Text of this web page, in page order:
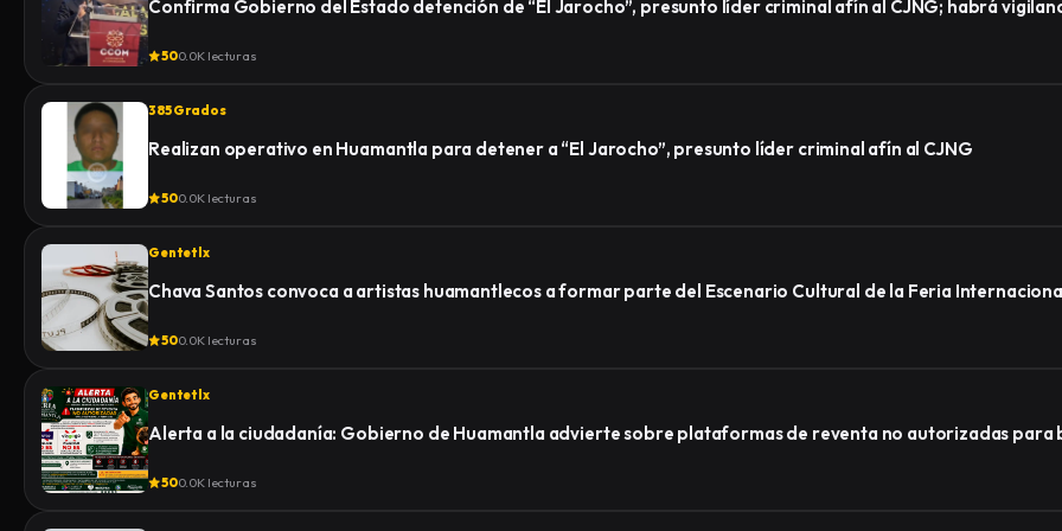
Confirma Gobierno del Estado detención de “El Jarocho”, presunto líder criminal afín al CJNG; habrá
500.0K lecturas
385 Grados
Realizan operativo en Huamantla para detener a “El Jarocho”, presunto líder criminal afín al CJNG
500.0K lecturas
Gentetlx
Chava Santos convoca a artistas huamantlecos a formar parte del Escenario Cultural de la Feria
500.0K lecturas
Gentetlx
Alerta a la ciudadanía: Gobierno de Huamantla advierte sobre plataformas de reventa no autorizadas para
500.0K lecturas